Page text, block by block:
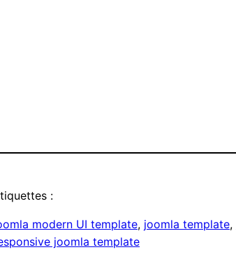
:
modern UI template, joomla template,
joomla template